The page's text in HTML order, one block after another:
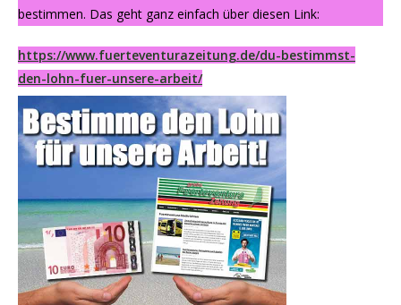
bestimmen. Das geht ganz einfach über diesen Link:
https://www.fuerteventurazeitung.de/du-bestimmst-
den-lohn-fuer-unsere-arbeit/